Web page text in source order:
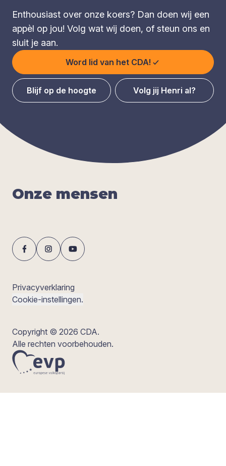
Enthousiast over onze koers? Dan doen wij een
appèl op jou! Volg wat wij doen, of steun ons en
sluit je aan.
Word lid van het CDA!
Blijf op de hoogte Volg jij Henri al?
Onze men­sen
Privacyverklaring
Cookie-instellingen.
Copyright © 2026 CDA.
Alle rechten voorbehouden.